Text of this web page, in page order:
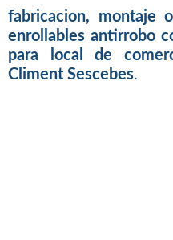
fabricacion, montaje
enrollables antirrobo
para local de
Climent Sescebes.